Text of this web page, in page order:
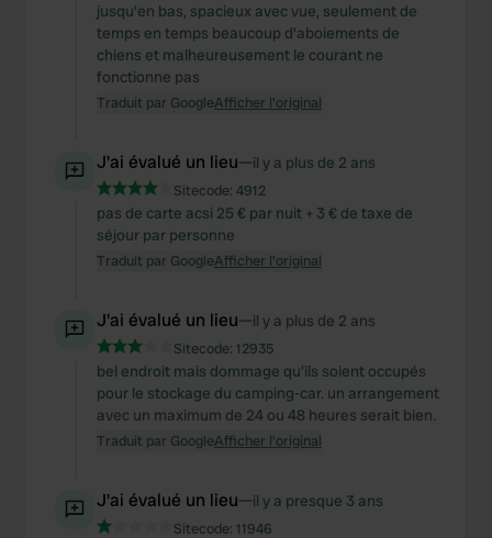
jusqu'en bas, spacieux avec vue, seulement de
temps en temps beaucoup d'aboiements de
chiens et malheureusement le courant ne
fonctionne pas
Traduit par GoogleAfficher l'original
J'ai évalué un lieu—il y a plus de 2 ans
Sitecode: 4912
pas de carte acsi 25 € par nuit + 3 € de taxe de
séjour par personne
Traduit par GoogleAfficher l'original
J'ai évalué un lieu—il y a plus de 2 ans
Sitecode: 12935
bel endroit mais dommage qu'ils soient occupés
pour le stockage du camping-car. un arrangement
avec un maximum de 24 ou 48 heures serait bien.
Traduit par GoogleAfficher l'original
J'ai évalué un lieu—il y a presque 3 ans
Sitecode: 11946